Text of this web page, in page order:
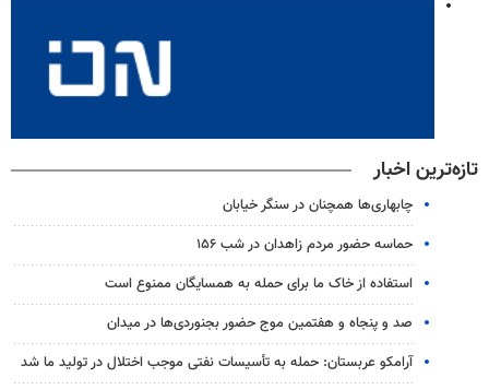
تازه‌ترین اخبار
چابهاری‌ها همچنان در سنگر خیابان
حماسه حضور مردم زاهدان در شب ۱۵۶
استفاده از خاک ما برای حمله به همسایگان ممنوع است
صد و پنجاه و هفتمین موج حضور بجنوردی‌ها در میدان
آرامکو عربستان: حمله به تأسیسات نفتی موجب اختلال در تولید ما شد